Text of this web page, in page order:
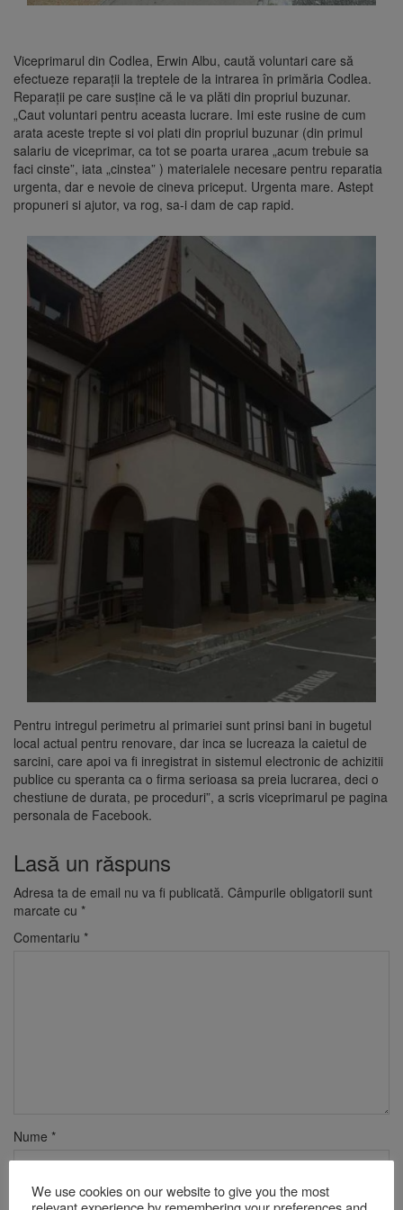
Viceprimarul din Codlea, Erwin Albu, caută voluntari care să
efectueze reparații la treptele de la intrarea în primăria Codlea.
Reparații pe care susține că le va plăti din propriul buzunar.
„Caut voluntari pentru aceasta lucrare. Imi este rusine de cum
arata aceste trepte si voi plati din propriul buzunar (din primul
salariu de viceprimar, ca tot se poarta urarea „acum trebuie sa
faci cinste”, iata „cinstea” ) materialele necesare pentru reparatia
urgenta, dar e nevoie de cineva priceput. Urgenta mare. Astept
propuneri si ajutor, va rog, sa-i dam de cap rapid.
Pentru intregul perimetru al primariei sunt prinsi bani in bugetul
local actual pentru renovare, dar inca se lucreaza la caietul de
sarcini, care apoi va fi inregistrat in sistemul electronic de achizitii
publice cu speranta ca o firma serioasa sa preia lucrarea, deci o
chestiune de durata, pe proceduri”, a scris viceprimarul pe pagina
personala de Facebook.
Lasă un răspuns
Adresa ta de email nu va fi publicată. Câmpurile obligatorii sunt
marcate cu *
Comentariu *
Nume *
Email*
We use cookies on our website to give you the most